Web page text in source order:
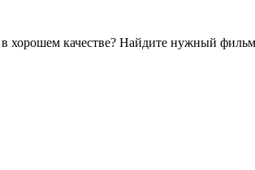
хорошем качестве? Найдите нужный фильм